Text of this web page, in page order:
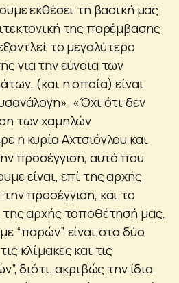
εκθέσει τη βασική μας
της παρέμβασης
το μεγαλύτερο
για την εύνοια των
(και η οποία) είναι
«Όχι ότι δεν
των χαμηλών
η κυρία Αχτσιόγλου και
προσέγγιση, αυτό που
είναι, επί της αρχής
προσέγγιση, και το
αρχής τοποθέτησή μας.
“παρών” είναι στα δύο
κλίμακες και τις
διότι, ακριβώς την ίδια